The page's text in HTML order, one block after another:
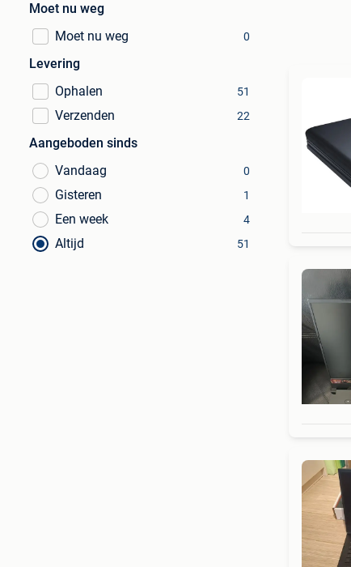
Moet nu weg
Moet nu weg
0
Levering
Ophalen
51
Verzenden 22
Aangeboden sinds
Vandaag
0
Gisteren 1
Een week 4
Altijd 51